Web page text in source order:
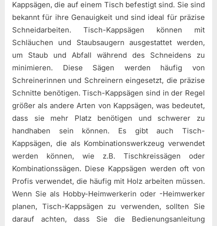
Kappsägen, die auf einem Tisch befestigt sind. Sie sind
bekannt für ihre Genauigkeit und sind ideal für präzise
Schneidarbeiten. Tisch-Kappsägen können mit
Schläuchen und Staubsaugern ausgestattet werden,
um Staub und Abfall während des Schneidens zu
minimieren. Diese Sägen werden häufig von
Schreinerinnen und Schreinern eingesetzt, die präzise
Schnitte benötigen. Tisch-Kappsägen sind in der Regel
größer als andere Arten von Kappsägen, was bedeutet,
dass sie mehr Platz benötigen und schwerer zu
handhaben sein können. Es gibt auch Tisch-
Kappsägen, die als Kombinationswerkzeug verwendet
werden können, wie z.B. Tischkreissägen oder
Kombinationssägen. Diese Kappsägen werden oft von
Profis verwendet, die häufig mit Holz arbeiten müssen.
Wenn Sie als Hobby-Heimwerkerin oder -Heimwerker
planen, Tisch-Kappsägen zu verwenden, sollten Sie
darauf achten, dass Sie die Bedienungsanleitung